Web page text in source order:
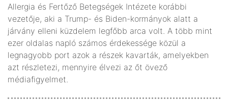
Allergia és Fertőző Betegségek Intézete korábbi
vezetője, aki a Trump- és Biden-kormányok alatt a
járvány elleni küzdelem legfőbb arca volt. A több mint
ezer oldalas napló számos érdekessége közül a
legnagyobb port azok a részek kavarták, amelyekben
azt részletezi, mennyire élvezi az őt övező
médiafigyelmet.